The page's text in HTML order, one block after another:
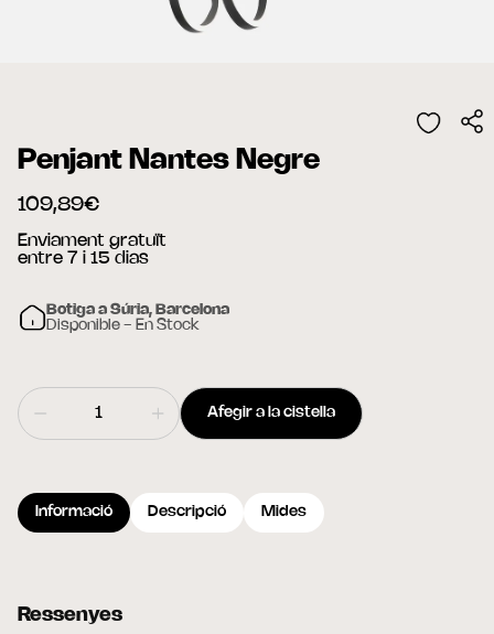
Penjant Nantes Negre
109,89€
Enviament gratuït
entre 7 i 15 dias
Botiga a Súria, Barcelona
Disponible - En Stock
Afegir a la cistella
Informació Descripció Mides
Ressenyes